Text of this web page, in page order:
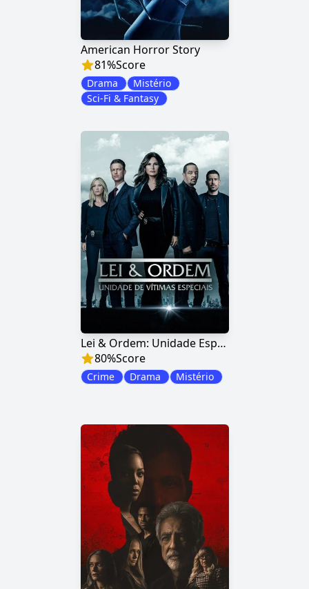
American Horror Story
81%Score
Drama
Mistério
Sci-Fi & Fantasy
Lei & Ordem: Unidade Especial
80%Score
Crime Drama Mistério